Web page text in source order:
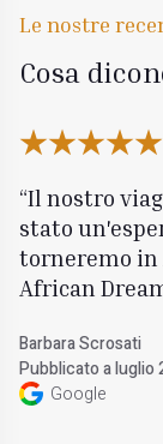
Le nostre
Cosa
Il nostro
stato
torneremo in
African
Barbara Scrosati
Pubblicato a luglio
Google